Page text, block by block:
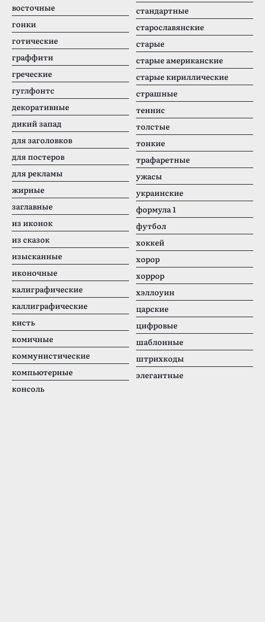
восточные
гонки
готические
граффити
греческие
гуглфонтс
декоративные
дикий запад
для заголовков
для постеров
для рекламы
жирные
заглавные
из иконок
из сказок
изысканные
иконочные
калиграфические
каллиграфические
кисть
комичные
коммунистические
компьютерные
консоль
стандартные
старославянские
старые
старые американские
старые кириллические
страшные
теннис
толстые
тонкие
трафаретные
ужасы
украинские
формула 1
футбол
хоккей
хорор
хоррор
хэллоуин
царские
цифровые
шаблонные
штрихкоды
элегантные